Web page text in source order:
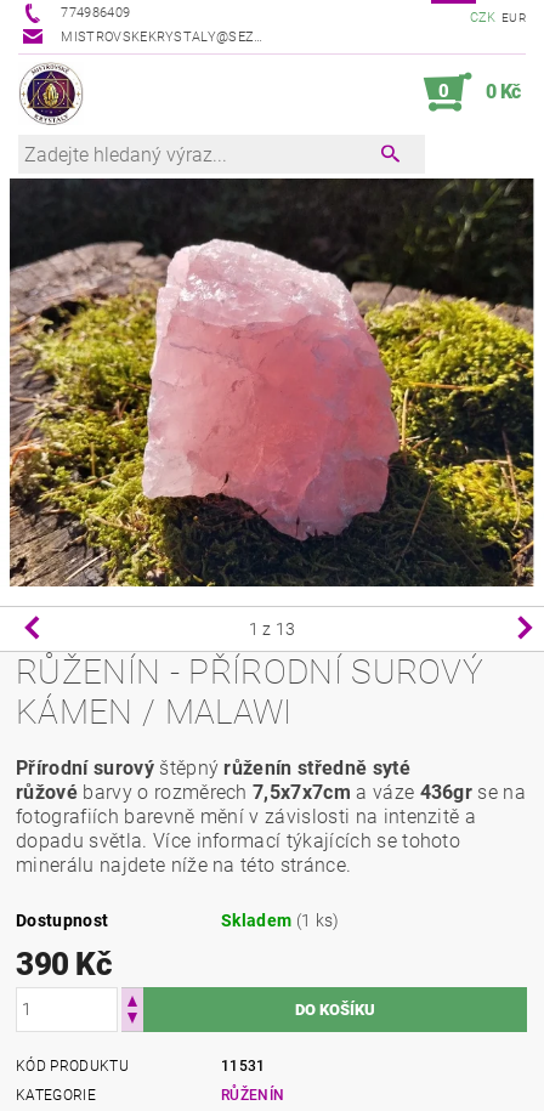
774986409
MISTROVSKEKRYSTALY@SEZNAM.CZ
CZK EUR
0 0 Kč
1 z 13
RŮŽENÍN - PŘÍRODNÍ SUROVÝ
KÁMEN / MALAWI
Přírodní surovýštěpný růženín středně syté
růžové barvy o rozměrech7,5x7x7cma váze 436gr se na
fotografiích barevně mění v závislosti na intenzitě a
dopadu světla. Více informací týkajících se tohoto
minerálu najdete níže na této stránce.
Dostupnost Skladem (1 ks)
390 Kč
KÓD PRODUKTU
11531
KATEGORIE
RŮŽENÍN